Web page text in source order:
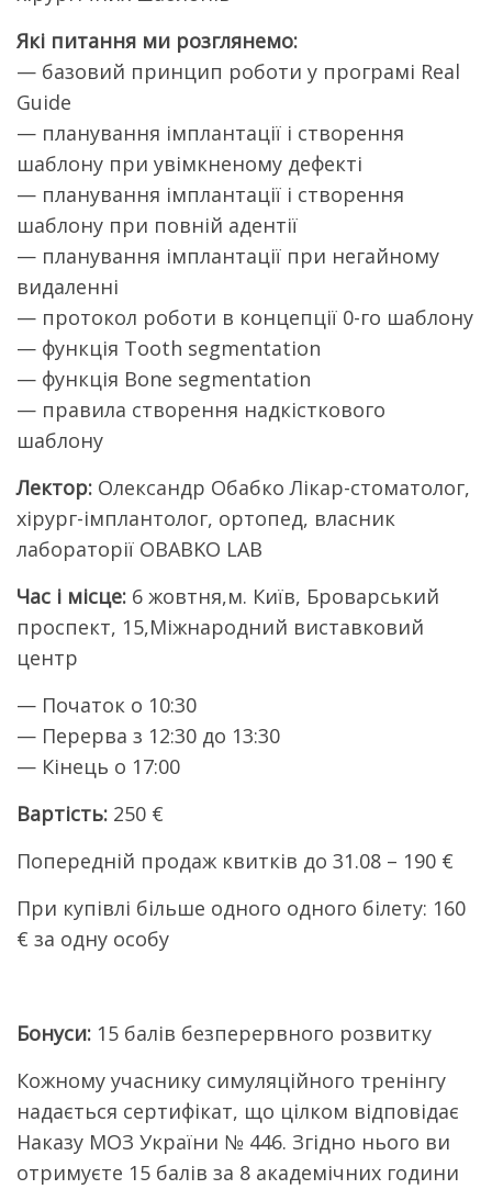
Які питання ми розглянемо:
— базовий принцип роботи у програмі Real
Guide
— планування імплантації і створення
шаблону при увімкненому дефекті
— планування імплантації і створення
шаблону при повній адентії
— планування імплантації при негайному
видаленні
— протокол роботи в концепції 0-го шаблону
— функція Tooth segmentation
— функція Bone segmentation
— правила створення надкісткового
шаблону
Лектор: Олександр Обабко Лікар-стоматолог,
хірург-імплантолог, ортопед, власник
лабораторії OBABKO LAB
Час і місце: 6 жовтня,м. Київ, Броварський
проспект, 15,Міжнародний виставковий
центр
— Початок о 10:30
— Перерва з 12:30 до 13:30
— Кінець о 17:00
Вартість: 250 €
Попередній продаж квитків до 31.08 – 190 €
При купівлі більше одного одного білету: 160
€ за одну особу
Бонуси: 15 балів безперервного розвитку
Кожному учаснику симуляційного тренінгу
надається сертифікат, що цілком відповідає
Наказу МОЗ України № 446. Згідно нього ви
отримуєте 15 балів за 8 академічних години